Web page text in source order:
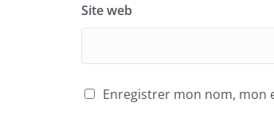
Site web
Enregistrer mon nom, mon